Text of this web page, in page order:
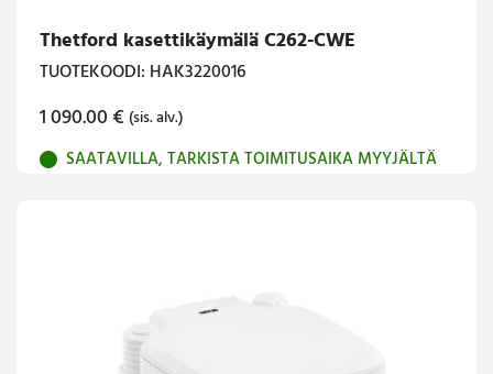
Thetford kasettikäymälä C262-CWE
TUOTEKOODI: HAK3220016
1 090.00€ (sis. alv.)
SAATAVILLA, TARKISTA TOIMITUSAIKA MYYJÄLTÄ